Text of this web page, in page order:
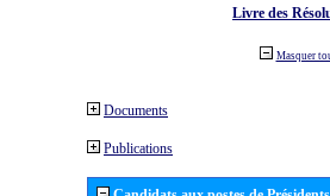
Livre des
Masquer
Documents
Publications